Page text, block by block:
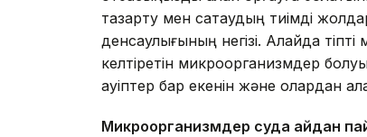
тазарту мен сақтаудың тиімді
денсаулығының негізі. Алайда
келтіретін микроорганизмдер
қауіптер бар екенін және олардан
Микроорганизмдер суда қайдан